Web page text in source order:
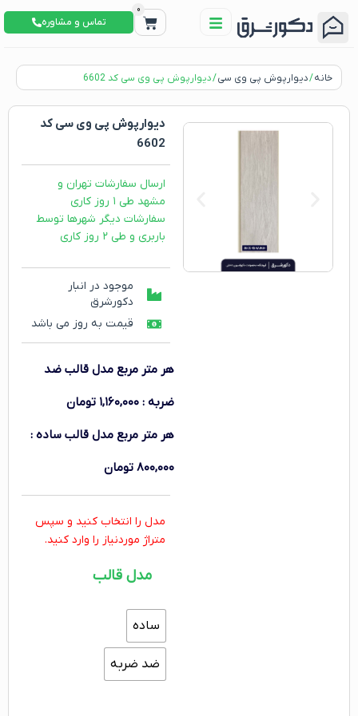
0
تماس و مشاوره
خانه/دیوارپوش پی وی سی/ دیوارپوش پی وی سی کد 6602
دیوارپوش پی وی سی کد
6602
ارسال سفارشات تهران و
مشهد طی ۱ روز کاری
سفارشات دیگر شهرها توسط
باربری و طی ۲ روز کاری
موجود در انبار
دکورشرق
قیمت به روز می باشد
هر متر مربع مدل قالب ضد
ضربه :۱,۱۶۰,۰۰۰ تومان
هر متر مربع مدل قالب ساده :
۸۰۰,۰۰۰ تومان
مدل را انتخاب کنید و سپس
متراژ موردنیاز را وارد کنید.
مدل قالب
ساده
ضد ضربه